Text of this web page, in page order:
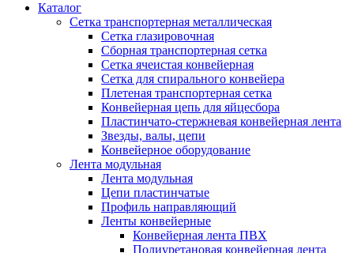
Каталог
Сетка транспортерная металлическая
Сетка глазировочная
Сборная транспортерная сетка
Сетка ячеистая конвейерная
Сетка для спирального конвейера
Плетеная транспортерная сетка
Конвейерная цепь для яйцесбора
Пластинчато-стержневая конвейерная лента
Звезды, валы, цепи
Конвейерное оборудование
Лента модульная
Лента модульная
Цепи пластинчатые
Профиль направляющий
Ленты конвейерные
Конвейерная лента ПВХ
Полиуретановая конвейерная лента